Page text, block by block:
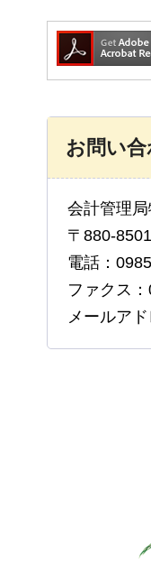
お問い
会計管理
〒880-
電話：
ファクス
メールアド